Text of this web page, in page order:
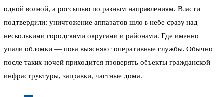
одной волной, а россыпью по разным направлениям. Власти
подтвердили: уничтожение аппаратов шло в небе сразу над
несколькими городскими округами и районами. Где именно
упали обломки — пока выясняют оперативные службы. Обычно
после таких ночей приходится проверять объекты гражданской
инфраструктуры, заправки, частные дома.